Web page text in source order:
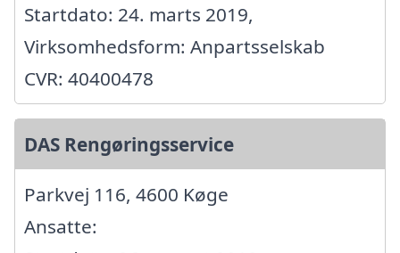
Startdato: 24. marts 2019,
Virksomhedsform: Anpartsselskab
CVR: 40400478
DAS Rengøringsservice
Parkvej 116, 4600 Køge
Ansatte: